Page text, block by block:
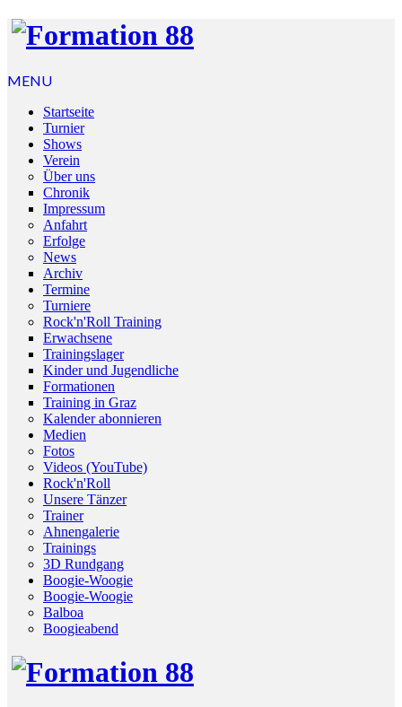
MENU
Startseite
Turnier
Shows
Verein
Über uns
Chronik
Impressum
Anfahrt
Erfolge
News
Archiv
Termine
Turniere
Rock'n'Roll Training
Erwachsene
Trainingslager
Kinder und Jugendliche
Formationen
Training in Graz
Kalender abonnieren
Medien
Fotos
Videos (YouTube)
Rock'n'Roll
Unsere Tänzer
Trainer
Ahnengalerie
Trainings
3D Rundgang
Boogie-Woogie
Boogie-Woogie
Balboa
Boogieabend